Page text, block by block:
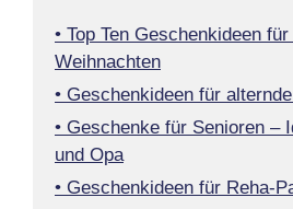
• Top Ten Geschenkideen
Weihnachten
• Geschenkideen für
• Geschenke für Senioren –
und Opa
• Geschenkideen für Reha-